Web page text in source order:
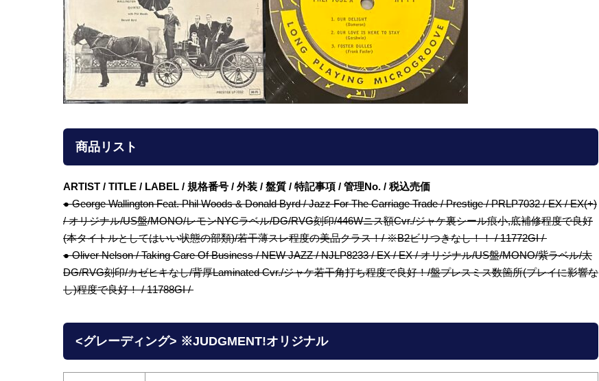
商品リスト
ARTIST / TITLE / LABEL / 規格番号 / 外装 / 盤質 / 特記事項 / 管理No. / 税込売価
● George Wallington Feat. Phil Woods & Donald Byrd / Jazz For The Carriage Trade / Prestige / PRLP7032 / EX / EX(+)
/ オリジナル/US盤/MONO/レモンNYCラベル/DG/RVG刻印/446Wニス額Cvr./ジャケ裏シール痕小,底補修程度で良好
(本タイトルとしてはいい状態の部類)/若干薄スレ程度の美品クラス！/ ※B2ビリつきなし！！ / 11772GI /
● Oliver Nelson / Taking Care Of Business / NEW JAZZ / NJLP8233 / EX / EX / オリジナル/US盤/MONO/紫ラベル/太
DG/RVG刻印/カゼヒキなし/背厚Laminated Cvr./ジャケ若干角打ち程度で良好！/盤プレスミス数箇所(プレイに影響な
し)程度で良好！ / 11788GI /
<グレーディング> ※JUDGMENT!オリジナル